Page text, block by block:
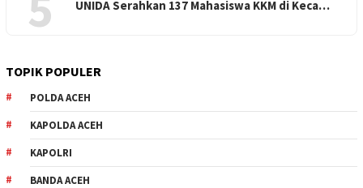
UNIDA Serahkan 137 Mahasiswa KKM di Keca…
TOPIK POPULER
POLDA ACEH
KAPOLDA ACEH
KAPOLRI
BANDA ACEH